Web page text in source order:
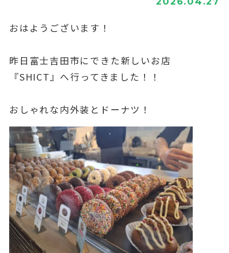
おはようございます！
昨日富士吉田市にできた新しいお店
『SHICT』へ行ってきました！！
おしゃれな内外装とドーナツ！